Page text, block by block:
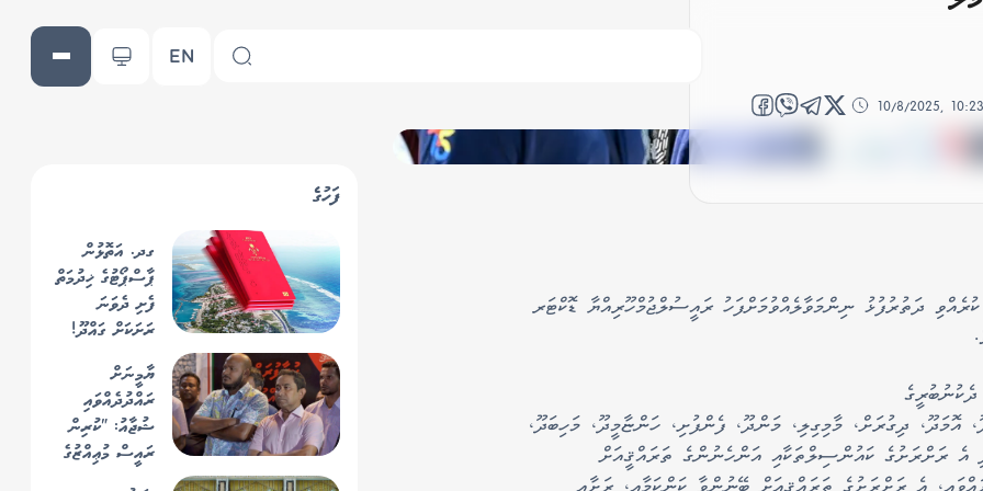
EN
10/8/2025,
ދަތުރުފުޅު ނިންމަވާލެއްވުމަށްފަހު ރައީސުލްޖުމްހޫރިއްޔާ ޑޮކްޓަރ
ދިއްދޫ، އޮމަދޫ، ދިގުރަށް، މާމިގިލި، މަންދޫ، ފެންފުށި، ހަންޏާމީދޫ، މަހިބަދޫ،
އެ ރަށްރަށުގެ ކައުންސިލްތަކާއި އަންހެނުންގެ ތަރައްޤީއަށް
ފަހުގެ
ގދ. އަތޮޅުން
ޕާސްޕޯޓުގެ ޚިދުމަތް
ފެށި ދެވަނަ
ރަށަކަށް ގައްދޫ!
ޔާމީނަށް
ރައްދުދެއްވައި
ޝުޖާއު: "ކުރިން
ރައީސް މުޢިއްޒުގެ